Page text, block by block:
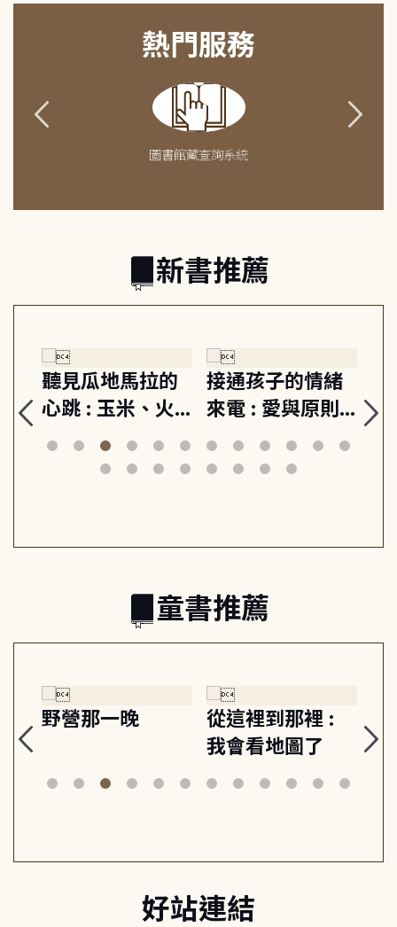
熱門服務
圖書館藏查詢系統
新書推薦
聽見瓜地馬拉的
心跳 : 玉米、火
山與信仰, 外交官
筆下的現代馬雅
接通孩子的情緒
來電 : 愛與原則,
建立教養的安定
節奏 22個行動練
關
童書推薦
野營那一晚
從這裡到那裡 :
我會看地圖了
美
好站連結